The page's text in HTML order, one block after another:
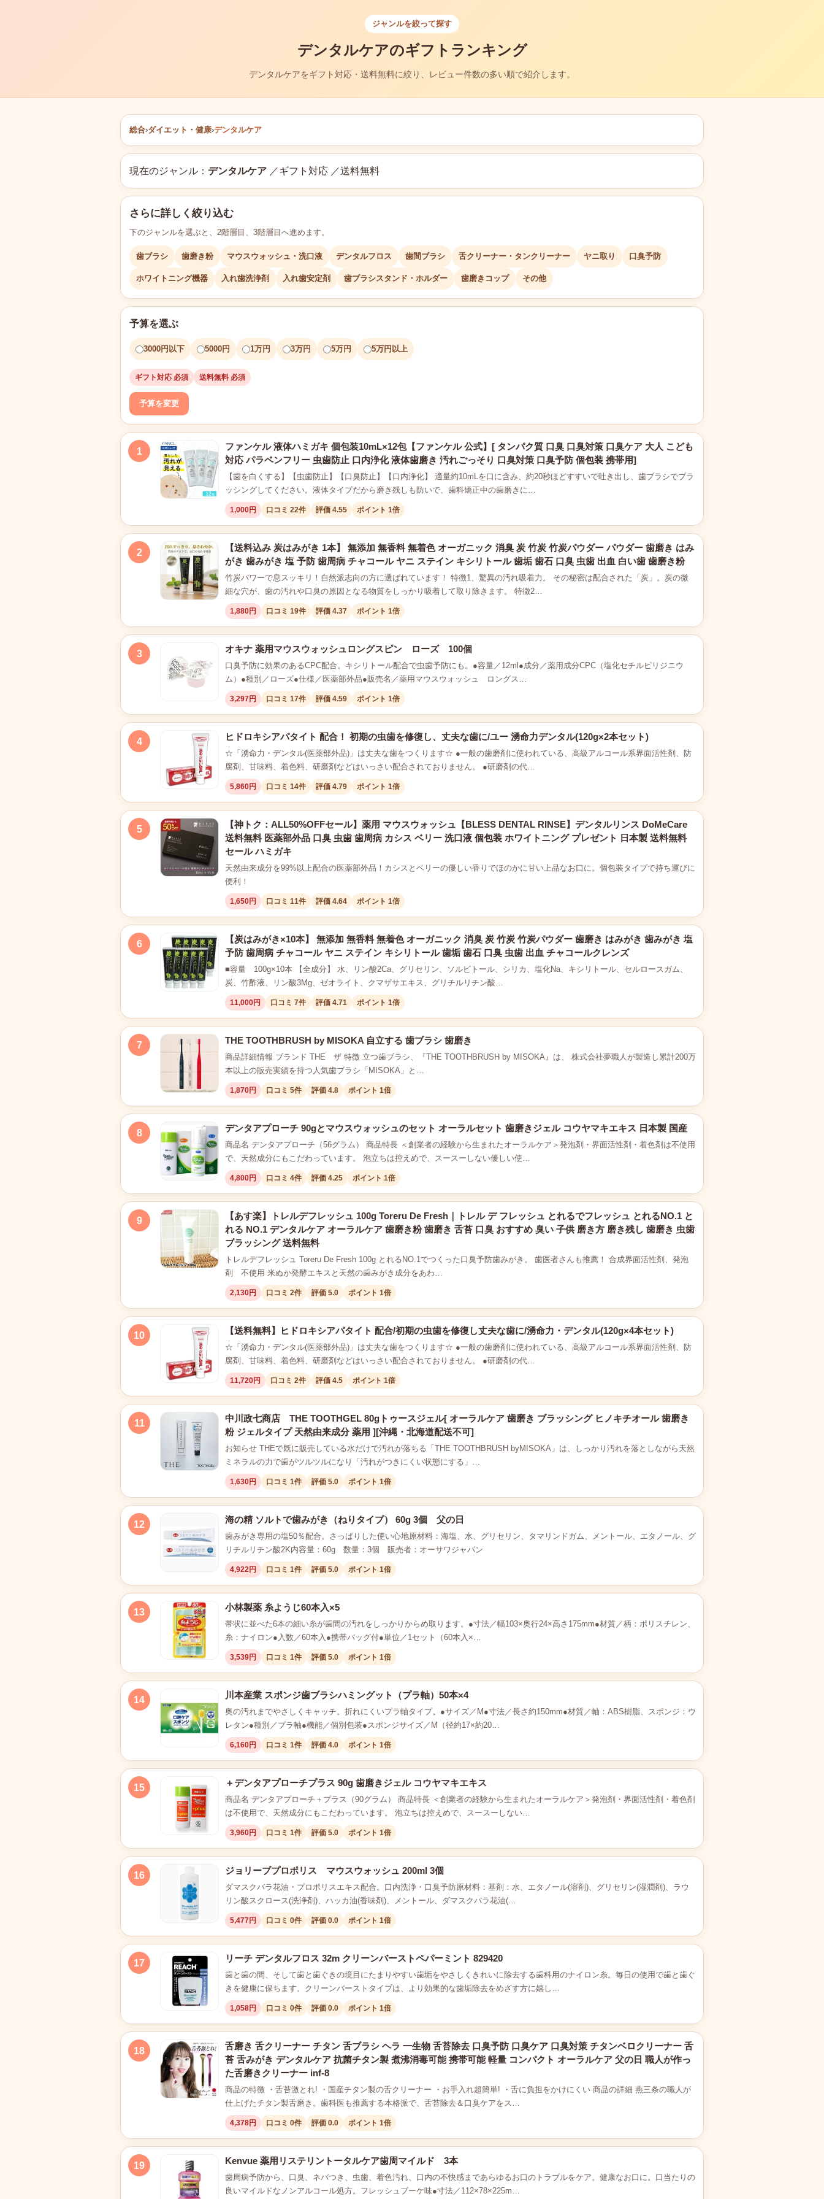
ジャンルを絞って探す
デンタルケアのギフトランキング
デンタルケアをギフト対応・送料無料に絞り、レビュー件数の多い順で紹介します。
総合›ダイエット・健康›デンタルケア
現在のジャンル： デンタルケア ／ギフト対応 ／送料無料
さらに詳しく絞り込む
下のジャンルを選ぶと、2階層目、3階層目へ進めます。
歯ブラシ 歯磨き粉 マウスウォッシュ・洗口液 デンタルフロス 歯間ブラシ 舌クリーナー・タンクリーナー ヤニ取り 口臭予防
ホワイトニング機器 入れ歯洗浄剤 入れ歯安定剤 歯ブラシスタンド・ホルダー 歯磨きコップ その他
予算を選ぶ
3000円以下 5000円 1万円 3万円 5万円 5万円以上
ギフト対応 必須 送料無料 必須
予算を変更
1
ファンケル 液体ハミガキ 個包装10mL×12包【ファンケル 公式】[ タンパク質 口臭 口臭対策 口臭ケア 大人 こども
対応 パラベンフリー 虫歯防止 口内浄化 液体歯磨き 汚れごっそり 口臭対策 口臭予防 個包装 携帯用]
【歯を白くする】【虫歯防止】【口臭防止】【口内浄化】 適量約10mLを口に含み、約20秒ほどすすいで吐き出し、歯ブラシでブラ
ッシングしてください。液体タイプだから磨き残しも防いで、歯科矯正中の歯磨きに…
1,000円 口コミ 22件 評価 4.55 ポイント 1倍
2
【送料込み 炭はみがき 1本】 無添加 無香料 無着色 オーガニック 消臭 炭 竹炭 竹炭パウダー パウダー 歯磨き はみ
がき 歯みがき 塩 予防 歯周病 チャコール ヤニ ステイン キシリトール 歯垢 歯石 口臭 虫歯 出血 白い歯 歯磨き粉
竹炭パワーで息スッキリ！自然派志向の方に選ばれています！ 特徴1、驚異の汚れ吸着力。 その秘密は配合された「炭」。炭の微
細な穴が、歯の汚れや口臭の原因となる物質をしっかり吸着して取り除きます。 特徴2…
1,880円 口コミ 19件 評価 4.37 ポイント 1倍
3 オキナ 薬用マウスウォッシュロングスピン ローズ 100個
口臭予防に効果のあるCPC配合。キシリトール配合で虫歯予防にも。●容量／12ml●成分／薬用成分CPC（塩化セチルピリジニウ
ム）●種別／ローズ●仕様／医薬部外品●販売名／薬用マウスウォッシュ ロングス…
3,297円 口コミ 17件 評価 4.59 ポイント 1倍
4 ヒドロキシアパタイト 配合！ 初期の虫歯を修復し、丈夫な歯に/ユー 湧命力デンタル(120g×2本セット)
☆「湧命力・デンタル(医薬部外品)」は丈夫な歯をつくります☆ ●一般の歯磨剤に使われている、高級アルコール系界面活性剤、防
腐剤、甘味料、着色料、研磨剤などはいっさい配合されておりません。 ●研磨剤の代…
5,860円 口コミ 14件 評価 4.79 ポイント 1倍
5
【神トク：ALL50%OFFセール】薬用 マウスウォッシュ【BLESS DENTAL RINSE】デンタルリンス DoMeCare
送料無料 医薬部外品 口臭 虫歯 歯周病 カシス ベリー 洗口液 個包装 ホワイトニング プレゼント 日本製 送料無料
セール ハミガキ
天然由来成分を99%以上配合の医薬部外品！カシスとベリーの優しい香りでほのかに甘い上品なお口に。個包装タイプで持ち運びに
便利！
1,650円 口コミ 11件 評価 4.64 ポイント 1倍
6
【炭はみがき×10本】 無添加 無香料 無着色 オーガニック 消臭 炭 竹炭 竹炭パウダー 歯磨き はみがき 歯みがき 塩
予防 歯周病 チャコール ヤニ ステイン キシリトール 歯垢 歯石 口臭 虫歯 出血 チャコールクレンズ
■容量 100g×10本 【全成分】 水、リン酸2Ca、グリセリン、ソルビトール、シリカ、塩化Na、キシリトール、セルロースガム、
炭、竹酢液、リン酸3Mg、ゼオライト、クマザサエキス、グリチルリチン酸…
11,000円 口コミ 7件 評価 4.71 ポイント 1倍
7 THE TOOTHBRUSH by MISOKA 自立する 歯ブラシ 歯磨き
商品詳細情報 ブランド THE ザ 特徴 立つ歯ブラシ、『THE TOOTHBRUSH by MISOKA』は、 株式会社夢職人が製造し累計200万
本以上の販売実績を持つ人気歯ブラシ「MISOKA」と…
1,870円 口コミ 5件 評価 4.8 ポイント 1倍
8 デンタアプローチ 90gとマウスウォッシュのセット オーラルセット 歯磨きジェル コウヤマキエキス 日本製 国産
商品名 デンタアプローチ（56グラム） 商品特長 ＜創業者の経験から生まれたオーラルケア＞発泡剤・界面活性剤・着色剤は不使用
で、天然成分にもこだわっています。 泡立ちは控えめで、スースーしない優しい使…
4,800円 口コミ 4件 評価 4.25 ポイント 1倍
9
【あす楽】トレルデフレッシュ 100g Toreru De Fresh｜トレル デ フレッシュ とれるでフレッシュ とれるNO.1 と
れる NO.1 デンタルケア オーラルケア 歯磨き粉 歯磨き 舌苔 口臭 おすすめ 臭い 子供 磨き方 磨き残し 歯磨き 虫歯
ブラッシング 送料無料
トレルデフレッシュ Toreru De Fresh 100g とれるNO.1でつくった口臭予防歯みがき。 歯医者さんも推薦！ 合成界面活性剤、発泡
剤 不使用 米ぬか発酵エキスと天然の歯みがき成分をあわ…
2,130円 口コミ 2件 評価 5.0 ポイント 1倍
10 【送料無料】ヒドロキシアパタイト 配合/初期の虫歯を修復し丈夫な歯に/湧命力・デンタル(120g×4本セット)
☆「湧命力・デンタル(医薬部外品)」は丈夫な歯をつくります☆ ●一般の歯磨剤に使われている、高級アルコール系界面活性剤、防
腐剤、甘味料、着色料、研磨剤などはいっさい配合されておりません。 ●研磨剤の代…
11,720円 口コミ 2件 評価 4.5 ポイント 1倍
11
中川政七商店 THE TOOTHGEL 80gトゥースジェル[ オーラルケア 歯磨き ブラッシング ヒノキチオール 歯磨き
粉 ジェルタイプ 天然由来成分 薬用 ][沖縄・北海道配送不可]
お知らせ THEで既に販売している水だけで汚れが落ちる「THE TOOTHBRUSH byMISOKA」は、しっかり汚れを落としながら天然
ミネラルの力で歯がツルツルになり「汚れがつきにくい状態にする」…
1,630円 口コミ 1件 評価 5.0 ポイント 1倍
12 海の精 ソルトで歯みがき（ねりタイプ） 60g 3個 父の日
歯みがき専用の塩50％配合。さっぱりした使い心地原材料：海塩、水、グリセリン、タマリンドガム、メントール、エタノール、グ
リチルリチン酸2K内容量：60g 数量：3個 販売者：オーサワジャパン
4,922円 口コミ 1件 評価 5.0 ポイント 1倍
13 小林製薬 糸ようじ60本入×5
帯状に並べた6本の細い糸が歯間の汚れをしっかりからめ取ります。●寸法／幅103×奥行24×高さ175mm●材質／柄：ポリスチレン、
糸：ナイロン●入数／60本入●携帯バッグ付●単位／1セット（60本入×…
3,539円 口コミ 1件 評価 5.0 ポイント 1倍
14 川本産業 スポンジ歯ブラシハミングット（プラ軸）50本×4
奥の汚れまでやさしくキャッチ。折れにくいプラ軸タイプ。●サイズ／M●寸法／長さ約150mm●材質／軸：ABS樹脂、スポンジ：ウ
レタン●種別／プラ軸●機能／個別包装●スポンジサイズ／M（径約17×約20…
6,160円 口コミ 1件 評価 4.0 ポイント 1倍
15 ＋デンタアプローチプラス 90g 歯磨きジェル コウヤマキエキス
商品名 デンタアプローチ＋プラス（90グラム） 商品特長 ＜創業者の経験から生まれたオーラルケア＞発泡剤・界面活性剤・着色剤
は不使用で、天然成分にもこだわっています。 泡立ちは控えめで、スースーしない…
3,960円 口コミ 1件 評価 5.0 ポイント 1倍
16 ジョリーブプロポリス マウスウォッシュ 200ml 3個
ダマスクバラ花油・プロポリスエキス配合。口内洗浄・口臭予防原材料：基剤：水、エタノール(溶剤)、グリセリン(湿潤剤)、ラウ
リン酸スクロース(洗浄剤)、ハッカ油(香味剤)、メントール、ダマスクバラ花油(…
5,477円 口コミ 0件 評価 0.0 ポイント 1倍
17 リーチ デンタルフロス 32m クリーンバーストペパーミント 829420
歯と歯の間、そして歯と歯ぐきの境目にたまりやすい歯垢をやさしくきれいに除去する歯科用のナイロン糸。毎日の使用で歯と歯ぐ
きを健康に保ちます。クリーンバーストタイプは、より効果的な歯垢除去をめざす方に嬉し…
1,058円 口コミ 0件 評価 0.0 ポイント 1倍
18
舌磨き 舌クリーナー チタン 舌ブラシ ヘラ 一生物 舌苔除去 口臭予防 口臭ケア 口臭対策 チタンベロクリーナー 舌
苔 舌みがき デンタルケア 抗菌チタン製 煮沸消毒可能 携帯可能 軽量 コンパクト オーラルケア 父の日 職人が作っ
た舌磨きクリーナー inf-8
商品の特徴 ・舌苔激とれ! ・国産チタン製の舌クリーナー ・お手入れ超簡単! ・舌に負担をかけにくい 商品の詳細 燕三条の職人が
仕上げたチタン製舌磨き。歯科医も推薦する本格派で、舌苔除去＆口臭ケアをス…
4,378円 口コミ 0件 評価 0.0 ポイント 1倍
19 Kenvue 薬用リステリントータルケア歯周マイルド 3本
歯周病予防から、口臭、ネバつき、虫歯、着色汚れ、口内の不快感まであらゆるお口のトラブルをケア。健康なお口に。口当たりの
良いマイルドなノンアルコール処方。フレッシュブーケ味●寸法／112×78×225m…